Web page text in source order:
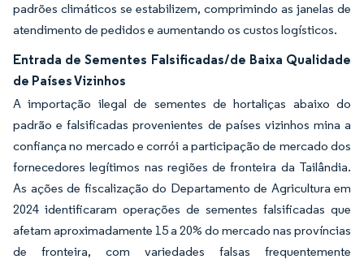
padrões climáticos se estabilizem, comprimindo as janelas de
atendimento de pedidos e aumentando os custos logísticos.
Entrada de Sementes Falsificadas/de Baixa Qualidade
de Países Vizinhos
A importação ilegal de sementes de hortaliças abaixo do
padrão e falsificadas provenientes de países vizinhos mina a
confiança no mercado e corrói a participação de mercado dos
fornecedores legítimos nas regiões de fronteira da Tailândia.
As ações de fiscalização do Departamento de Agricultura em
2024 identificaram operações de sementes falsificadas que
afetam aproximadamente 15 a 20% do mercado nas províncias
de fronteira, com variedades falsas frequentemente